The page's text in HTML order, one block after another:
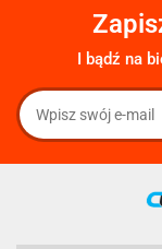
I bądź na